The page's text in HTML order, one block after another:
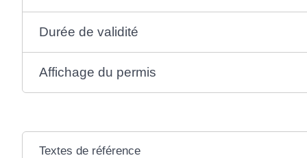
Durée de validité
Affichage du permis
Textes de référence